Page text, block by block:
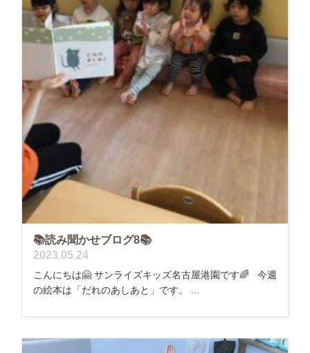
📚読み聞かせブログ8📚
2023.05.24
こんにちは🤗 サンライズキッズ名古屋港園です🌈 今週
の絵本は「だれのあしあと」です。 ...